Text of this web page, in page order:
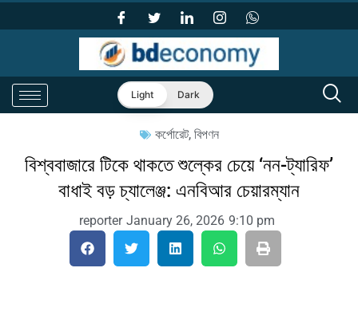
Light Dark
কর্পোরেট, বিপণন
বিশ্ববাজারে টিকে থাকতে শুল্কের চেয়ে ‘নন-ট্যারিফ’
বাধাই বড় চ্যালেঞ্জ: এনবিআর চেয়ারম্যান
reporter January 26, 2026 9:10 pm